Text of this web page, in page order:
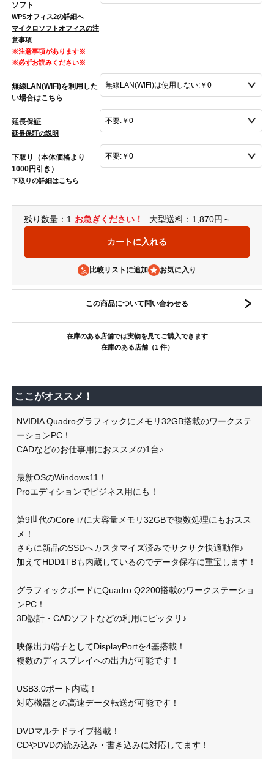
ソフト
WPSオフィス2の詳細へ
マイクロソフトオフィスの注
意事項
※注意事項があります※
※必ずお読みください※
無線LAN(WiFi)を利用した
い場合はこちら
延長保証
延長保証の説明
下取り（本体価格より
1000円引き）
下取りの詳細はこちら
残り数量：1 お急ぎください！ 大型送料：1,870円～
比較リストに追加
この商品について問い合わせる
在庫のある店舗では実物を見てご購入できます
在庫のある店舗（1 件）
ここがオススメ！
NVIDIA Quadroグラフィックにメモリ32GB搭載のワークステ
ーションPC！
CADなどのお仕事用におススメの1台♪
最新OSのWindows11！
Proエディションでビジネス用にも！
第9世代のCore i7に大容量メモリ32GBで複数処理にもおスス
メ！
さらに新品のSSDへカスタマイズ済みでサクサク快適動作♪
加えてHDD1TBも内蔵しているのでデータ保存に重宝します！
グラフィックボードにQuadro Q2200搭載のワークステーショ
ンPC！
3D設計・CADソフトなどの利用にピッタリ♪
映像出力端子としてDisplayPortを4基搭載！
複数のディスプレイへの出力が可能です！
USB3.0ポート内蔵！
対応機器との高速データ転送が可能です！
DVDマルチドライブ搭載！
CDやDVDの読み込み・書き込みに対応してます！